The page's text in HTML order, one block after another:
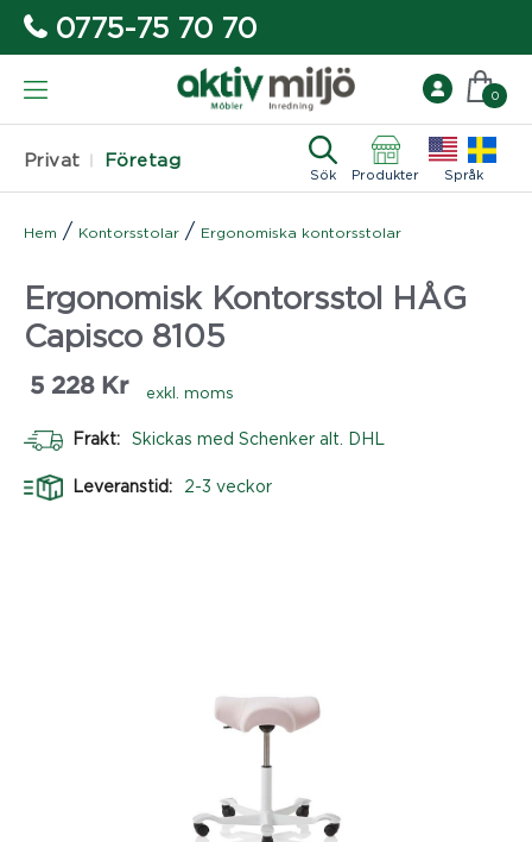
0775-75 70 70
Privat Företag
Sök Produkter Språk
0
Hem / Kontorsstolar / Ergonomiska kontorsstolar
Ergonomisk Kontorsstol HÅG
Capisco 8105
5 228 Kr exkl. moms
Frakt: Skickas med Schenker alt. DHL
Leveranstid: 2-3 veckor